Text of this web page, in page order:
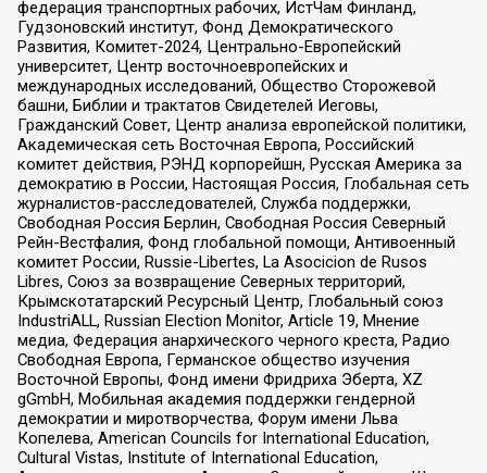
федерация транспортных рабочих, ИстЧам Финланд,
Гудзоновский институт, Фонд Демократического
Развития, Комитет-2024, Центрально-Европейский
университет, Центр восточноевропейских и
международных исследований, Общество Сторожевой
башни, Библии и трактатов Свидетелей Иеговы,
Гражданский Совет, Центр анализа европейской политики,
Академическая сеть Восточная Европа, Российский
комитет действия, РЭНД корпорейшн, Русская Америка за
демократию в России, Настоящая Россия, Глобальная сеть
журналистов-расследователей, Служба поддержки,
Свободная Россия Берлин, Свободная Россия Северный
Рейн-Вестфалия, Фонд глобальной помощи, Антивоенный
комитет России, Russie-Libertes, La Asocicion de Rusos
Libres, Союз за возвращение Северных территорий,
Крымскотатарский Ресурсный Центр, Глобальный союз
IndustriALL, Russian Election Monitor, Article 19, Мнение
медиа, Федерация анархического черного креста, Радио
Свободная Европа, Германское общество изучения
Восточной Европы, Фонд имени Фридриха Эберта, XZ
gGmbH, Мобильная академия поддержки гендерной
демократии и миротворчества, Форум имени Льва
Копелева, American Councils for International Education,
Cultural Vistas, Institute of International Education,